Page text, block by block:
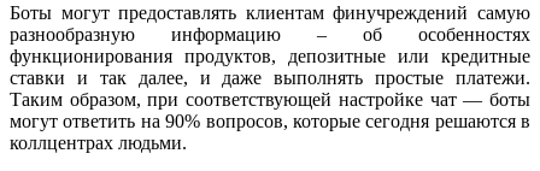
Боты могут предоставлять клиентам финучреждений самую
разнообразную информацию – об особенностях
функционирования продуктов, депозитные или кредитные
ставки и так далее, и даже выполнять простые платежи.
Таким образом, при соответствующей настройке чат — боты
могут ответить на 90% вопросов, которые сегодня решаются в
коллцентрах людьми.